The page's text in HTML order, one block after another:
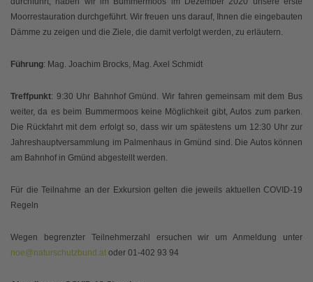
Moorrestauration durchgeführt. Wir freuen uns darauf, Ihnen die eingebauten
Dämme zu zeigen und die Ziele, die damit verfolgt werden, zu erläutern.
Führung: Mag. Joachim Brocks, Mag. Axel Schmidt
Treffpunkt: 9:30 Uhr Bahnhof Gmünd. Wir fahren gemeinsam mit dem Bus
weiter, da es beim Bummermoos keine Möglichkeit gibt, Autos zum parken.
Die Rückfahrt mit dem erfolgt so, dass wir um spätestens um 12:30 Uhr zur
Jahreshauptversammlung im Palmenhaus in Gmünd sind. Die Autos können
am Bahnhof in Gmünd abgestellt werden.
Für die Teilnahme an der Exkursion gelten die jeweils aktuellen COVID-19
Regeln
Wegen begrenzter Teilnehmerzahl ersuchen wir um Anmeldung unter
noe@naturschutzbund.at oder 01-402 93 94